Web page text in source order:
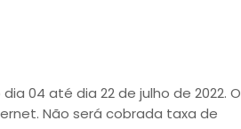
04 até dia 22 de julho de 2022. O
Não será cobrada taxa de